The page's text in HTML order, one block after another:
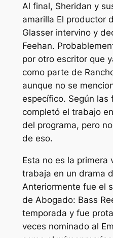
Al final, Sheridan y
amarilla El productor
Glasser intervino y
Feehan.
por otro escritor que
como parte de
aunque no se
específico. Según las
completó el trabajo
del programa, pero
de eso.
Esta no es la primera
trabaja en un drama
Anteriormente fue el
de Abogado: Bass
temporada y fue
veces nominado al